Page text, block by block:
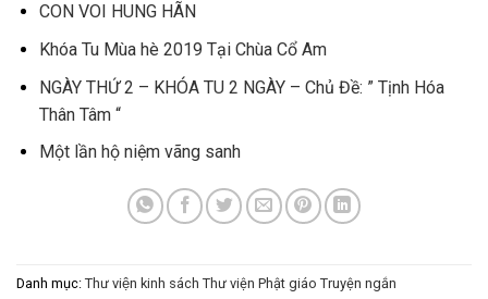
CON VOI HUNG HÃN
Khóa Tu Mùa hè 2019 Tại Chùa Cổ Am
NGÀY THỨ 2 – KHÓA TU 2 NGÀY – Chủ Đề: ” Tịnh Hóa
Thân Tâm “
Một lần hộ niệm vãng sanh
Danh mục: Thư viện kinh sách Thư viện Phật giáo Truyện ngắn